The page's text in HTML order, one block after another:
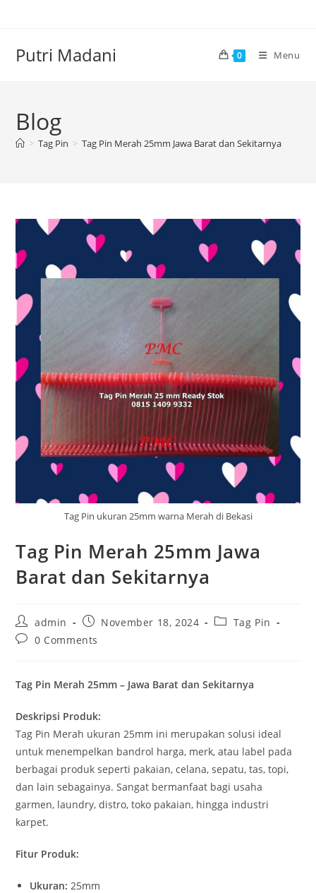
Putri Madani 0 Menu
Blog
> Tag Pin > Tag Pin Merah 25mm Jawa Barat dan Sekitarnya
Tag Pin ukuran 25mm warna Merah di Bekasi
Tag Pin Merah 25mm Jawa
Barat dan Sekitarnya
Post
author:
admin
Post
published:
November 18, 2024
PostTag Pin
Post0 Comments
Tag Pin Merah 25mm – Jawa Barat dan Sekitarnya
Deskripsi Produk:
Tag Pin Merah ukuran 25mm ini merupakan solusi ideal
untuk menempelkan bandrol harga, merk, atau label pada
berbagai produk seperti pakaian, celana, sepatu, tas, topi,
dan lain sebagainya. Sangat bermanfaat bagi usaha
garmen, laundry, distro, toko pakaian, hingga industri
karpet.
Fitur Produk:
Ukuran: 25mm